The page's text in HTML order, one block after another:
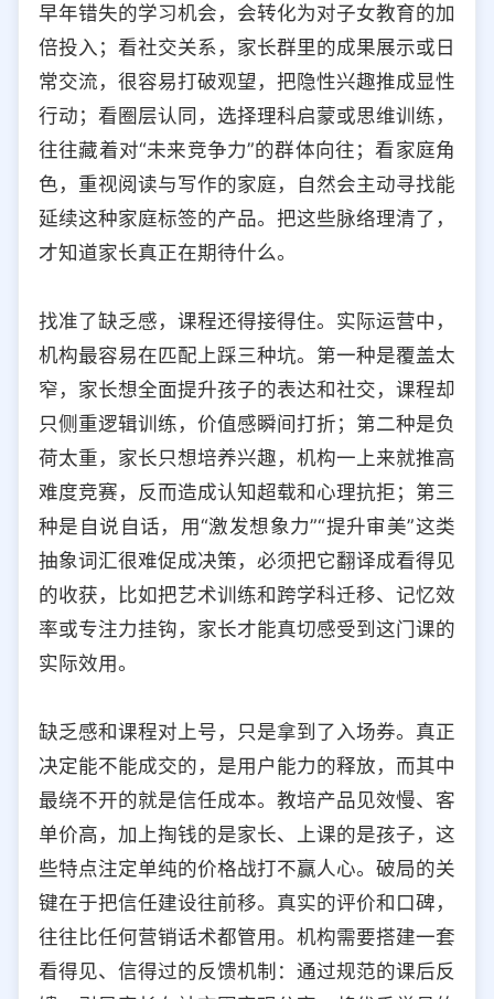
早年错失的学习机会，会转化为对子女教育的加
倍投入；看社交关系，家长群里的成果展示或日
常交流，很容易打破观望，把隐性兴趣推成显性
行动；看圈层认同，选择理科启蒙或思维训练，
往往藏着对“未来竞争力”的群体向往；看家庭角
色，重视阅读与写作的家庭，自然会主动寻找能
延续这种家庭标签的产品。把这些脉络理清了，
才知道家长真正在期待什么。
找准了缺乏感，课程还得接得住。实际运营中，
机构最容易在匹配上踩三种坑。第一种是覆盖太
窄，家长想全面提升孩子的表达和社交，课程却
只侧重逻辑训练，价值感瞬间打折；第二种是负
荷太重，家长只想培养兴趣，机构一上来就推高
难度竞赛，反而造成认知超载和心理抗拒；第三
种是自说自话，用“激发想象力”“提升审美”这类
抽象词汇很难促成决策，必须把它翻译成看得见
的收获，比如把艺术训练和跨学科迁移、记忆效
率或专注力挂钩，家长才能真切感受到这门课的
实际效用。
缺乏感和课程对上号，只是拿到了入场券。真正
决定能不能成交的，是用户能力的释放，而其中
最绕不开的就是信任成本。教培产品见效慢、客
单价高，加上掏钱的是家长、上课的是孩子，这
些特点注定单纯的价格战打不赢人心。破局的关
键在于把信任建设往前移。真实的评价和口碑，
往往比任何营销话术都管用。机构需要搭建一套
看得见、信得过的反馈机制：通过规范的课后反